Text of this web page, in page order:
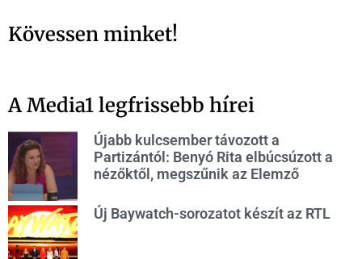
Kövessen minket!
A Media1 legfrissebb hírei
Újabb kulcsember távozott a
Partizántól: Benyó Rita elbúcsúzott a
nézőktől, megszűnik az Elemző
Új Baywatch-sorozatot készít az RTL